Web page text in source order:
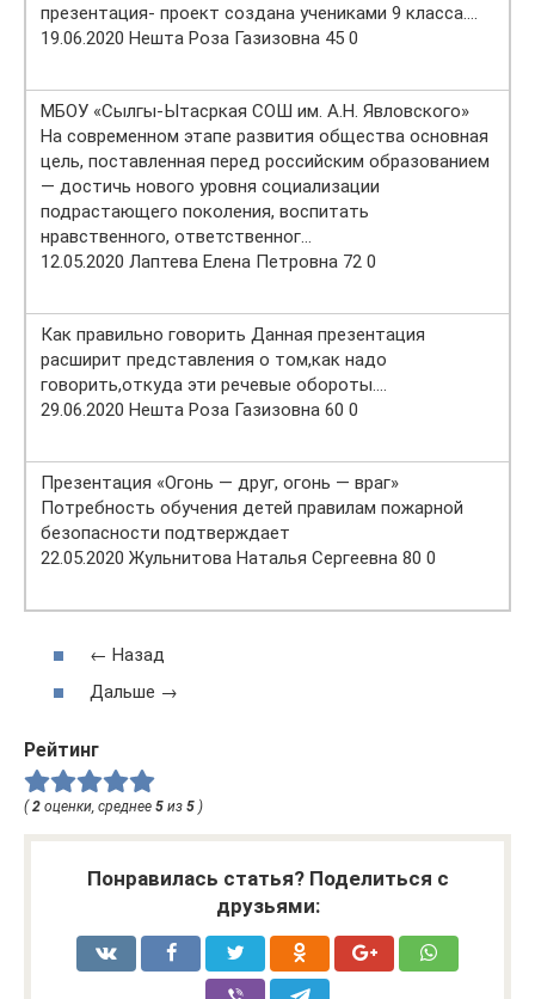
презентация- проект создана учениками 9 класса….
19.06.2020 Нешта Роза Газизовна 45 0
МБОУ «Сылгы-Ытасркая СОШ им. А.Н. Явловского»
На современном этапе развития общества основная
цель, поставленная перед российским образованием
— достичь нового уровня социализации
подрастающего поколения, воспитать
нравственного, ответственног…
12.05.2020 Лаптева Елена Петровна 72 0
Как правильно говорить Данная презентация
расширит представления о том,как надо
говорить,откуда эти речевые обороты….
29.06.2020 Нешта Роза Газизовна 60 0
Презентация «Огонь — друг, огонь — враг»
Потребность обучения детей правилам пожарной
безопасности подтверждает
22.05.2020 Жульнитова Наталья Сергеевна 80 0
← Назад
Дальше →
Рейтинг
(2 оценки, среднее 5 из 5 )
Понравилась статья? Поделиться с
друзьями: